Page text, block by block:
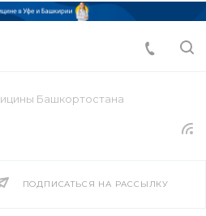
Башкортостана
ПОДПИСАТЬСЯ НА РАССЫЛКУ